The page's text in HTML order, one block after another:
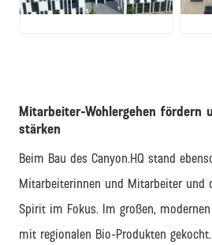
JPG
Mitarbeiter-Wohlergehen fördern
stärken
Beim Bau des Canyon.HQ stand
Mitarbeiterinnen und Mitarbeiter und
Spirit im Fokus. Im großen,
mit regionalen Bio-Produkten